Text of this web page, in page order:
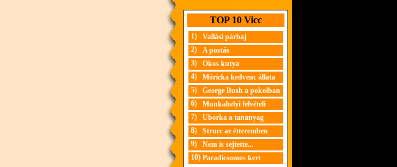
TOP 10 Vicc
1)
Vallási párbaj
2)
A postás
3)
Okos kutya
4)
Móricka kedvenc állata
5)
George Bush a pokolban
6)
Munkahelyi felvételi
7)
Uborka a tananyag
8)
Strucc az étteremben
9)
Nem is sejtette...
10) Paradicsomos kert